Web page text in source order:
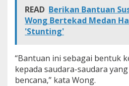
a
n
READ Berikan Bantuan
Wong Bertekad Medan
'Stunting'
“Bantuan ini sebagai bentuk
kepada saudara-saudara
bencana,” kata Wong.